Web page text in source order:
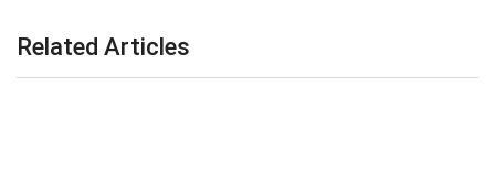
Related Articles